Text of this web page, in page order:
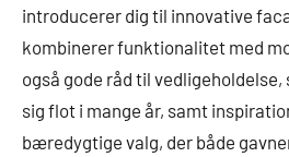
introducerer dig til innovative
kombinerer funktionalitet med
også gode råd til
sig flot i mange år, samt
bæredygtige valg, der både